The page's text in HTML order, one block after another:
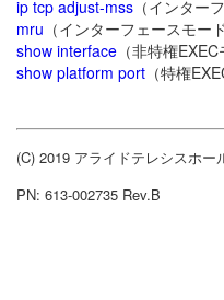
ip tcp adjust-mss （インター
mru （インターフェースモード
show interface （非特権EXEC
show platform port （特権
(C) 2019 アライドテレシスホー
PN: 613-002735 Rev.B